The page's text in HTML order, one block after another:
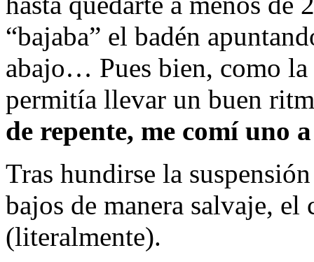
“bajaba” el badén
abajo… Pues bien, como la
permitía llevar un buen
de repente, me comí uno
Tras hundirse la
bajos de manera salvaje,
(literalmente).